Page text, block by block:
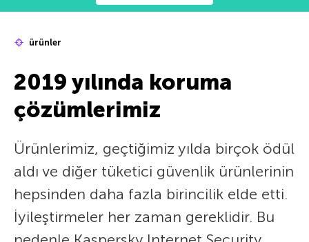
ürünler
2019 yılında koruma
çözümlerimiz
Ürünlerimiz, geçtiğimiz yılda birçok ödül
aldı ve diğer tüketici güvenlik ürünlerinin
hepsinden daha fazla birincilik elde etti.
İyileştirmeler her zaman gereklidir. Bu